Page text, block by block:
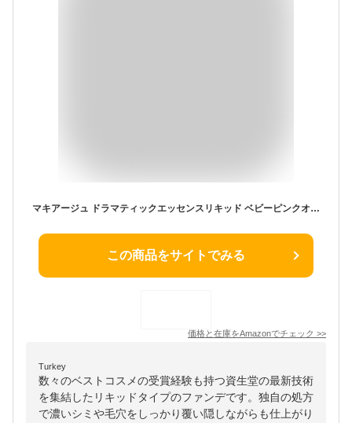
マキアージュ ドラマティックエッセンスリキッド ベビーピンクオークル00 25mL SPF50+ ・ PA++++ | 旧モデル
この商品をサイトでみる
価格と在庫をAmazonでチェック >>
Turkey
数々のベストコスメの受賞経験も持つ資生堂の最新技術
を集結したリキッドタイプのファンデです。独自の処方
で濃いシミや毛穴をしっかり覆い隠しながらも仕上がり